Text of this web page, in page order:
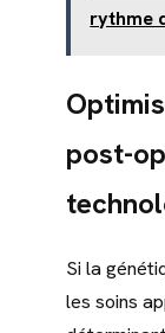
rythme
post-
Si la
les soins